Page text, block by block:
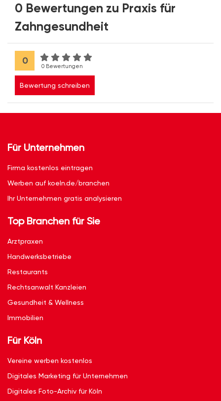
0 Bewertungen zu Praxis für
Zahngesundheit
0
0 Bewertungen
Bewertung schreiben
Für Unternehmen
Firma kostenlos eintragen
Werben auf koeln.de/branchen
Ihr Unternehmen gratis analysieren
Top Branchen für Sie
Arztpraxen
Handwerksbetriebe
Restaurants
Rechtsanwalt Kanzleien
Gesundheit & Wellness
Immobilien
Für Köln
Vereine werben kostenlos
Digitales Marketing für Unternehmen
Digitales Foto-Archiv für Köln